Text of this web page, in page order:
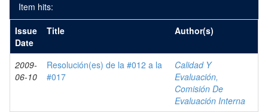
Item hits:
Issue
Date
Title Author(s)
2009-
06-10
Resolución(es) de la #012 a la
#017
Calidad Y
Evaluación,
Comisión De
Evaluación Interna